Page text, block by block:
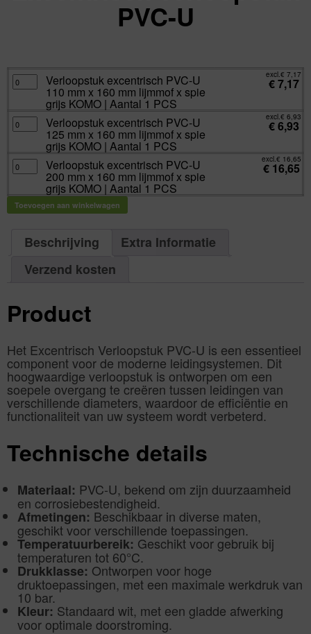
PVC-U
Verloopstuk
excentrisch
PVC-
mm
x
160
spie
grijs
KOMO
1
PCS
aantal
Verloopstuk excentrisch PVC-U
110 mm x 160 mm lijmmof x spie
grijs KOMO | Aantal 1 PCS
excl.€ 7,17
€7,17
Verloopstuk
excentrisch
PVC-
mm
x
160
x
spie
grijs
PCS
Verloopstuk excentrisch PVC-U
125 mm x 160 mm lijmmof x spie
grijs KOMO | Aantal 1 PCS
excl.€ 6,93
€6,93
Verloopstuk
excentrisch
PVC-
mm
160
spie
Aantal
Verloopstuk excentrisch PVC-U
200 mm x 160 mm lijmmof x spie
grijs KOMO | Aantal 1 PCS
excl.€ 16,65
€ 16,65
Toevoegen aan winkelwagen
Beschrijving
Extra Informatie
Verzend kosten
Product
Het Excentrisch Verloopstuk PVC-U is een essentieel
component voor de moderne leidingsystemen. Dit
hoogwaardige verloopstuk is ontworpen om een
soepele overgang te creëren tussen leidingen van
verschillende diameters, waardoor de efficiëntie en
functionaliteit van uw systeem wordt verbeterd.
Technische details
Materiaal: PVC-U, bekend om zijn duurzaamheid
en corrosiebestendigheid.
Afmetingen: Beschikbaar in diverse maten,
geschikt voor verschillende toepassingen.
Temperatuurbereik: Geschikt voor gebruik bij
temperaturen tot 60°C.
Drukklasse: Ontworpen voor hoge
druktoepassingen, met een maximale werkdruk van
10 bar.
Kleur: Standaard wit, met een gladde afwerking
voor optimale doorstroming.